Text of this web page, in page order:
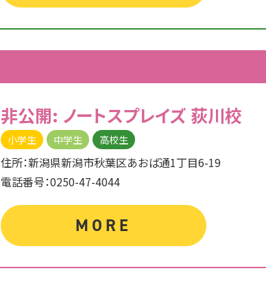
非公開: ノートスプレイズ荻川校
小学生 中学生 高校生
住所：新潟県新潟市秋葉区あおば通1丁目6-19
電話番号：0250-47-4044
MORE